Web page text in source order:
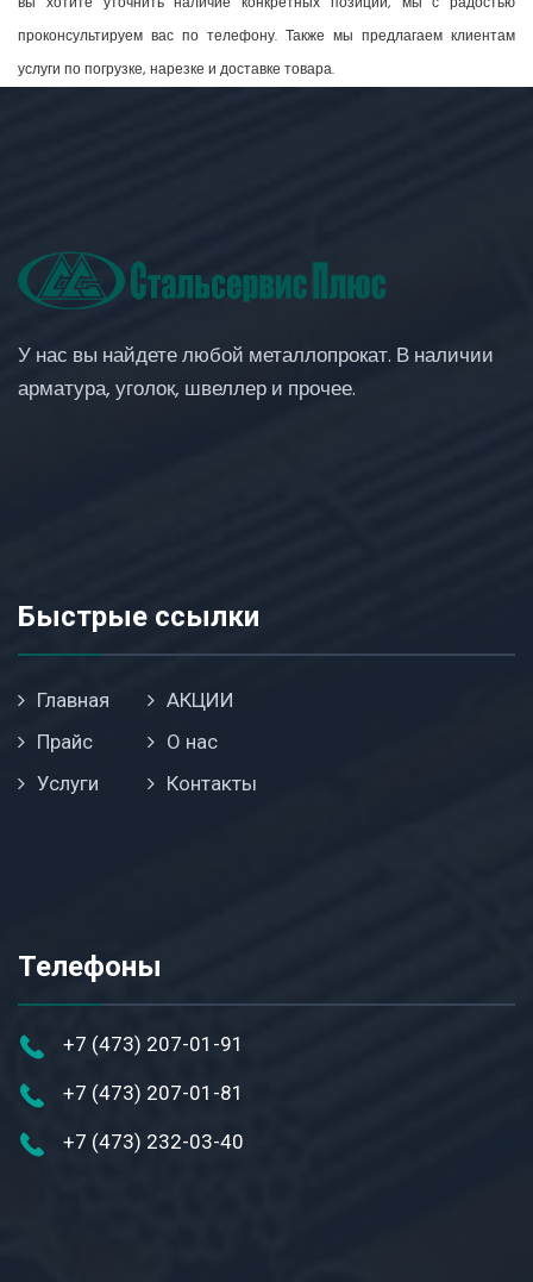
проконсультируем вас по телефону. Также мы предлагаем клиентам
услуги по погрузке, нарезке и доставке товара.
У нас вы найдете любой металлопрокат. В наличии
арматура, уголок, швеллер и прочее.
Быстрые ссылки
Главная
Прайс
Услуги
АКЦИИ
О нас
Контакты
Телефоны
+7 (473) 207-01-91
+7 (473) 207-01-81
+7 (473) 232-03-40